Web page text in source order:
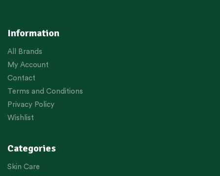
Information
All Brands
My Account
Contact
Terms and Conditions
Privacy Policy
Wishlist
Categories
Skin Care